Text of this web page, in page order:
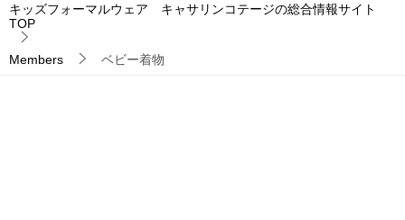
キッズフォーマルウェア キャサリンコテージの総合情報サイト
TOP
Members ベビー着物